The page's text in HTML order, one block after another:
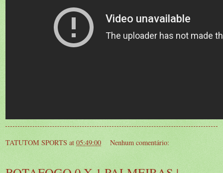
TATUTOM SPORTS at 05:49:00 Nenhum comentário: